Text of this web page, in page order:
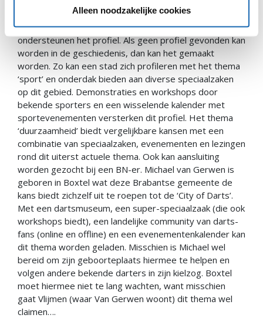
Alleen noodzakelijke cookies
citymarketing en gezamenlijke acties vanuit alles
ondernemers (‘een compleet weekendje weg’)
ondersteunen het profiel. Als geen profiel gevonden kan
worden in de geschiedenis, dan kan het gemaakt
worden. Zo kan een stad zich profileren met het thema
‘sport’ en onderdak bieden aan diverse speciaalzaken
op dit gebied. Demonstraties en workshops door
bekende sporters en een wisselende kalender met
sportevenementen versterken dit profiel. Het thema
‘duurzaamheid’ biedt vergelijkbare kansen met een
combinatie van speciaalzaken, evenementen en lezingen
rond dit uiterst actuele thema. Ook kan aansluiting
worden gezocht bij een BN-er. Michael van Gerwen is
geboren in Boxtel wat deze Brabantse gemeente de
kans biedt zichzelf uit te roepen tot de ‘City of Darts’.
Met een dartsmuseum, een super-speciaalzaak (die ook
workshops biedt), een landelijke community van darts-
fans (online en offline) en een evenementenkalender kan
dit thema worden geladen. Misschien is Michael wel
bereid om zijn geboorteplaats hiermee te helpen en
volgen andere bekende darters in zijn kielzog. Boxtel
moet hiermee niet te lang wachten, want misschien
gaat Vlijmen (waar Van Gerwen woont) dit thema wel
claimen….